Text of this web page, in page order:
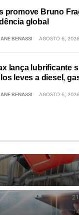
promove Bruno
global
BENASSI AGOSTO 6, 2026
lança lubrificante
leves a diesel,
BENASSI AGOSTO 6, 2026